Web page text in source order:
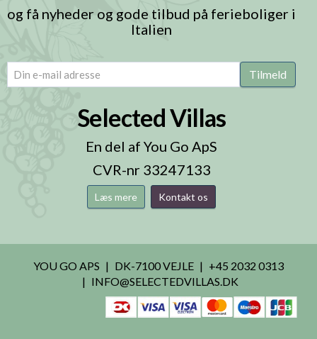
og få nyheder og gode tilbud på ferieboliger i
Italien
email (Påkrævet) Tilmeld
Selected Villas
En del af You Go ApS
CVR-nr 33247133
Læs mere Kontakt os
YOU GO APS DK-7100 VEJLE
+45 2032 0313
INFO@SELECTEDVILLAS.DK